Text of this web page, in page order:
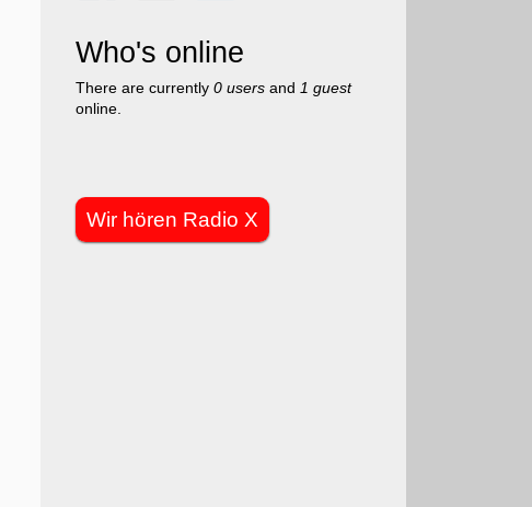
Who's online
There are currently 0 usersand 1 guest
online.
Wir hören Radio X